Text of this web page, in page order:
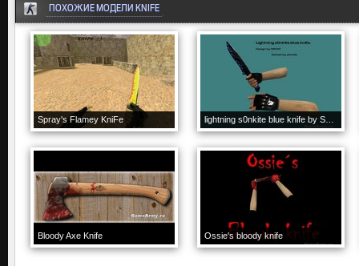
ПОХОЖИЕ МОДЕЛИ KNIFE
Spray's Flamey KniFe
Bloody Axe Knife Ossie's bloody knife